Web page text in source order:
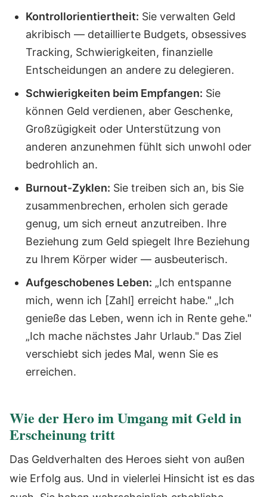
Kontrollorientiertheit: Sie verwalten Geld
akribisch — detaillierte Budgets, obsessives
Tracking, Schwierigkeiten, finanzielle
Entscheidungen an andere zu delegieren.
Schwierigkeiten beim Empfangen: Sie
können Geld verdienen, aber Geschenke,
Großzügigkeit oder Unterstützung von
anderen anzunehmen fühlt sich unwohl oder
bedrohlich an.
Burnout-Zyklen: Sie treiben sich an, bis Sie
zusammenbrechen, erholen sich gerade
genug, um sich erneut anzutreiben. Ihre
Beziehung zum Geld spiegelt Ihre Beziehung
zu Ihrem Körper wider — ausbeuterisch.
Aufgeschobenes Leben: „Ich entspanne
mich, wenn ich [Zahl] erreicht habe." „Ich
genieße das Leben, wenn ich in Rente gehe."
„Ich mache nächstes Jahr Urlaub." Das Ziel
verschiebt sich jedes Mal, wenn Sie es
erreichen.
Wie der Hero im Umgang mit Geld in
Erscheinung tritt
Das Geldverhalten des Heroes sieht von außen
wie Erfolg aus. Und in vielerlei Hinsicht ist es das